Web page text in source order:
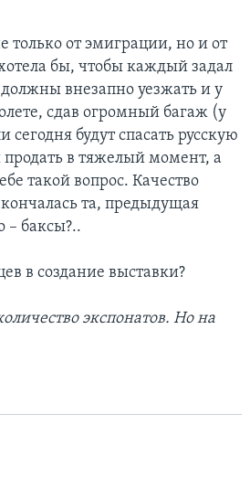
только от эмиграции, но и от
бы, чтобы каждый задал
должны внезапно уезжать и у
сдав огромный багаж (у
будут спасать русскую
продать в тяжелый момент, а
такой вопрос. Качество
та, предыдущая
– баксы?..
в создание выставки?
экспонатов. Но на